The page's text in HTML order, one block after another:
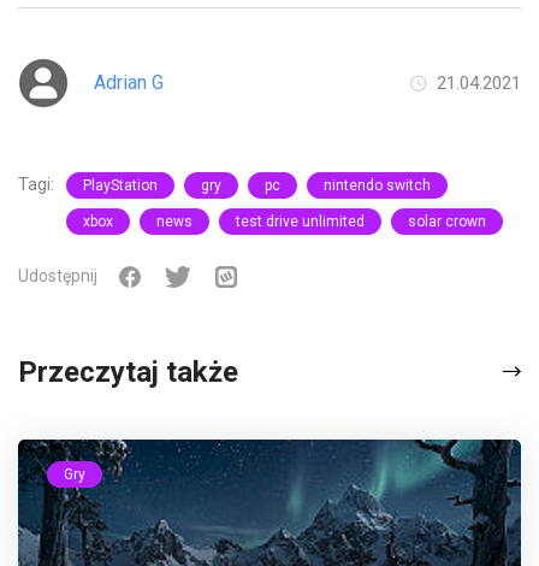
Adrian G 21.04.2021
Tagi: PlayStation gry pc nintendo switch
xbox news test drive unlimited solar crown
Udostępnij
Przeczytaj także
Gry